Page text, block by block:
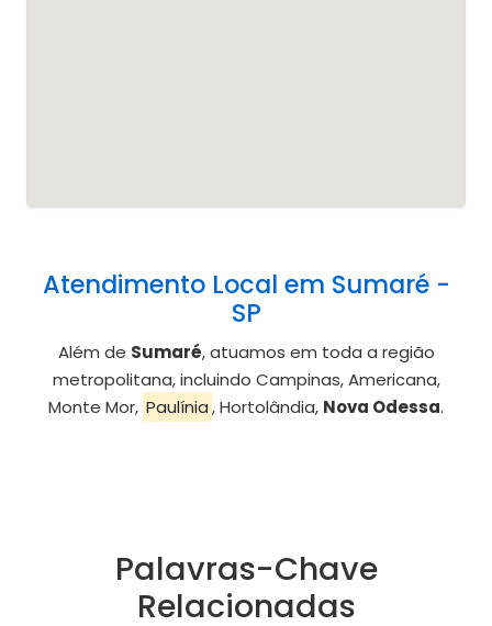
Atendimento Local em Sumaré -
SP
Além de Sumaré, atuamos em toda a região
metropolitana, incluindo Campinas, Americana,
Monte Mor, Paulínia, Hortolândia, Nova Odessa.
Palavras-Chave
Relacionadas